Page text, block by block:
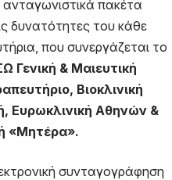
πακέτα
δυνατότητες του κάθε
που συνεργάζεται το
Γενική & Μαιευτική
, Βιοκλινική
Ευρωκλινική Αθηνών &
«Μητέρα».
συνταγογράφηση